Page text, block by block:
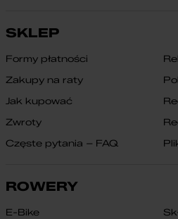
SKLEP
Formy płatności
Zakupy na raty
Jak kupować
Zwroty
Częste pytania – FAQ
ROWERY
E-Bike